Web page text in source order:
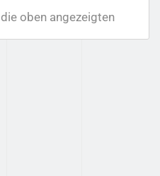
oben angezeigten